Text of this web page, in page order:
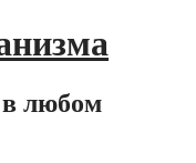
в любом